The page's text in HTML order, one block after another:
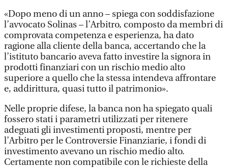
«Dopo meno di un anno – spiega con soddisfazione
l’avvocato Solinas – l’Arbitro, composto da membri di
comprovata competenza e esperienza, ha dato
ragione alla cliente della banca, accertando che la
l’istituto bancario aveva fatto investire la signora in
prodotti finanziari con un rischio medio alto
superiore a quello che la stessa intendeva affrontare
e, addirittura, quasi tutto il patrimonio».
Nelle proprie difese, la banca non ha spiegato quali
fossero stati i parametri utilizzati per ritenere
adeguati gli investimenti proposti, mentre per
l’Arbitro per le Controversie Finanziarie, i fondi di
investimento avevano un rischio medio alto.
Certamente non compatibile con le richieste della